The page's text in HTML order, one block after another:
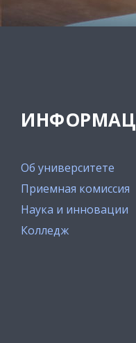
Об университете
Приемная комиссия
Наука и инновации
Колледж